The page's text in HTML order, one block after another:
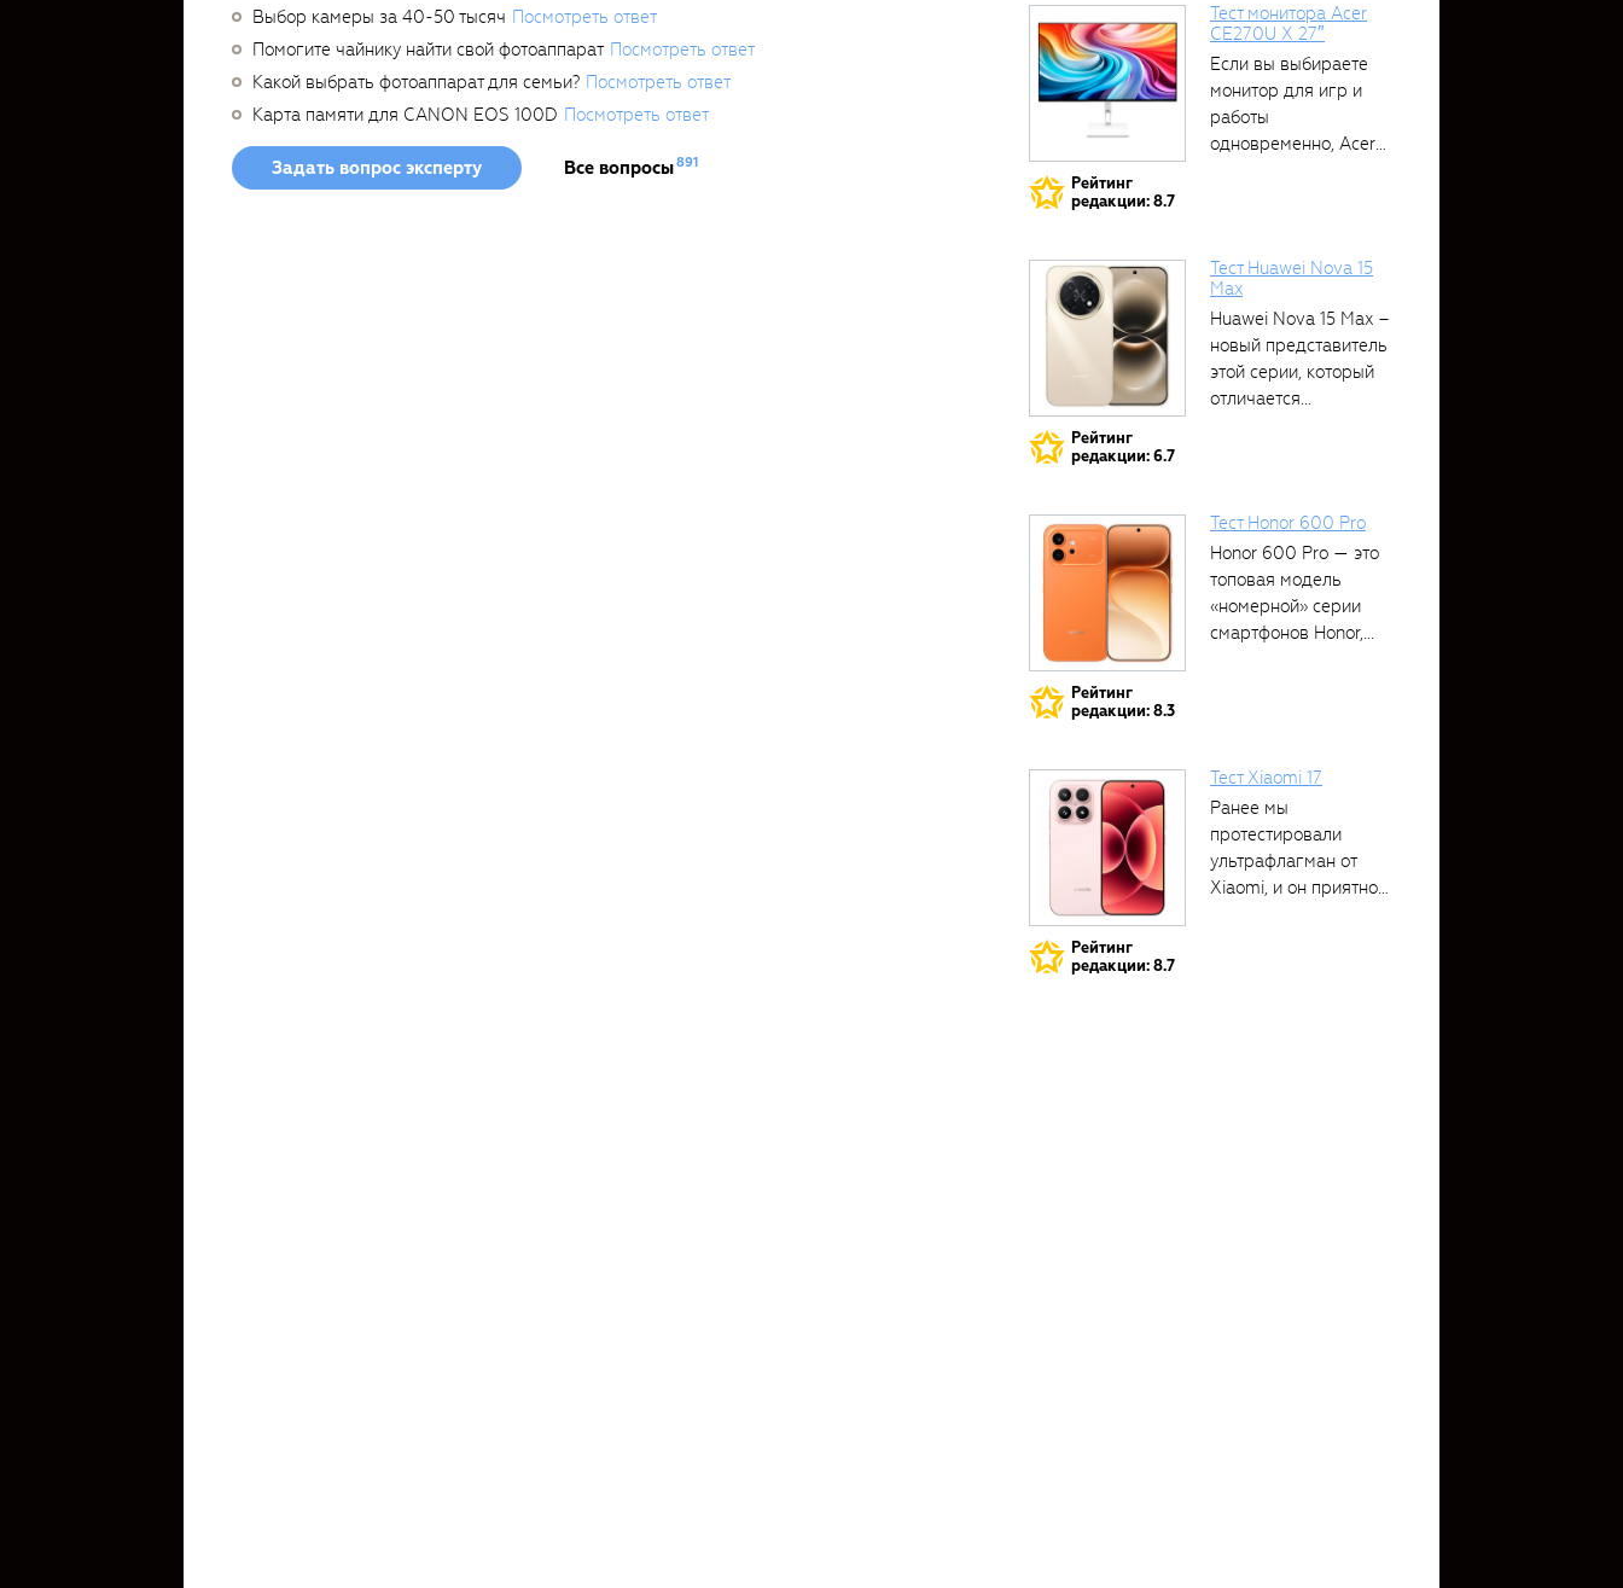
Выбор камеры за 40-50 тысяч Посмотреть ответ
Помогите чайнику найти свой фотоаппарат Посмотреть ответ
Какой выбрать фотоаппарат для семьи? Посмотреть ответ
Карта памяти для CANON EOS 100D Посмотреть ответ
Задать вопрос эксперту Все вопросы891
Рейтинг
редакции: 8.7
Тест монитора Acer
CE270U X 27″
Если вы выбираете
монитор для игр и
работы
одновременно, Acer
Рейтинг
редакции: 6.7
Тест Huawei Nova 15
Max
Huawei Nova 15 Max –
новый представитель
этой серии, который
отличается...
Рейтинг
редакции: 8.3
Тест Honor 600 Pro
Honor 600 Pro — это
топовая модель
«номерной» серии
смартфонов Honor,...
Рейтинг
редакции: 8.7
Тест Xiaomi 17
Ранее мы
протестировали
ультрафлагман от
Xiaomi, и он приятно